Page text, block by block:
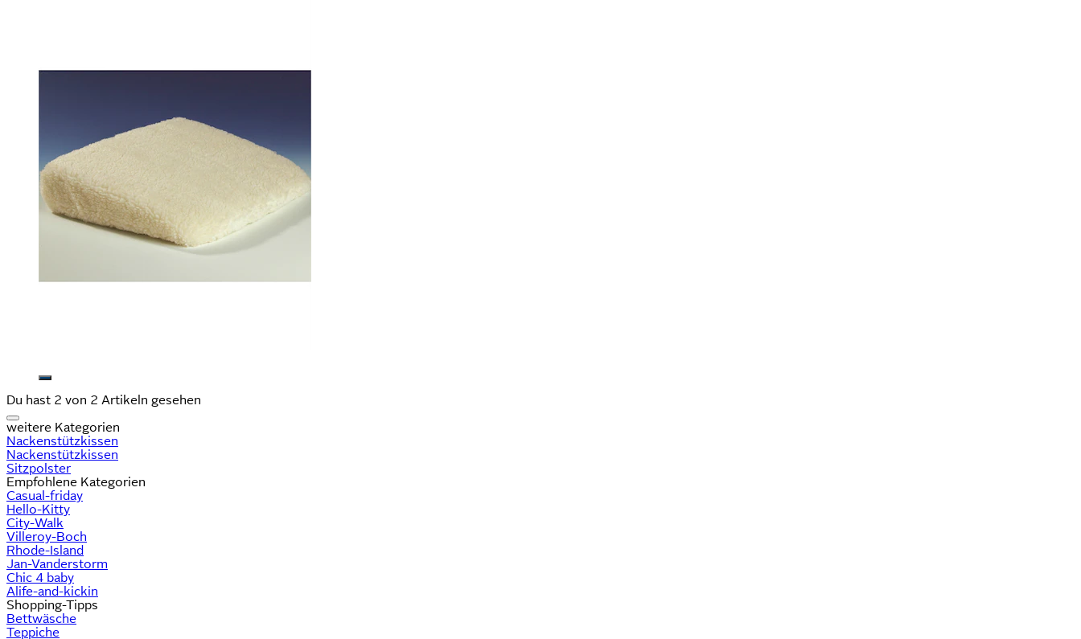
Du hast 2 von 2 Artikeln gesehen
weitere Kategorien
Nackenstützkissen
Nackenstützkissen
Sitzpolster
Empfohlene Kategorien
Casual-friday
Hello-Kitty
City-Walk
Villeroy-Boch
Rhode-Island
Jan-Vanderstorm
Chic 4 baby
Alife-and-kickin
Shopping-Tipps
Bettwäsche
Teppiche